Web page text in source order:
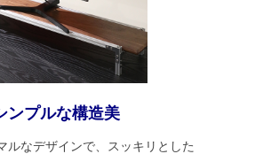
ンプルな構造美
ルなデザインで、スッキリとした